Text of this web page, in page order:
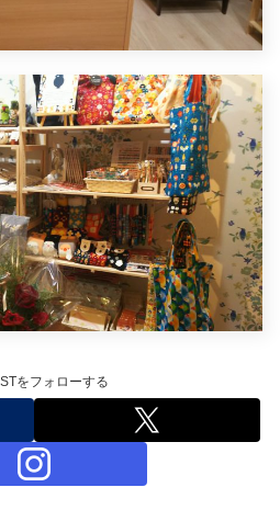
をフォローする